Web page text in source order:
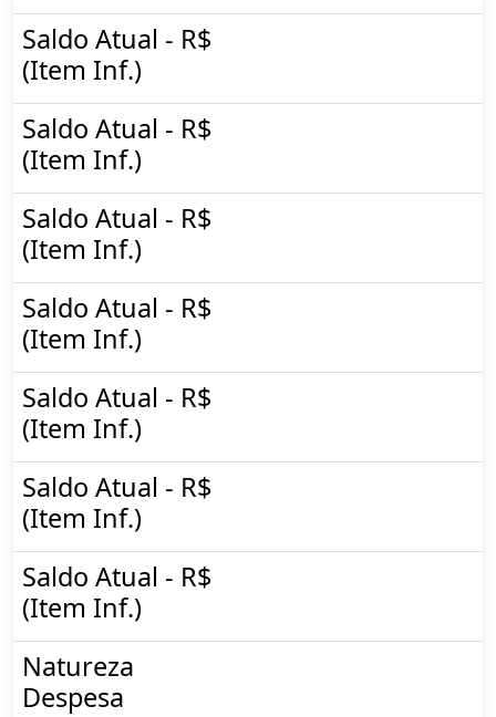
Saldo Atual - R$
(Item Inf.)
Saldo Atual - R$
(Item Inf.)
Saldo Atual - R$
(Item Inf.)
Saldo Atual - R$
(Item Inf.)
Saldo Atual - R$
(Item Inf.)
Saldo Atual - R$
(Item Inf.)
Saldo Atual - R$
(Item Inf.)
Natureza
Despesa